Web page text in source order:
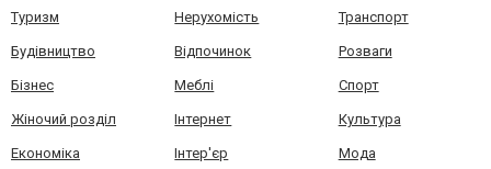
Туризм Нерухомість Транспорт
Будівництво Відпочинок Розваги
Бізнес Меблі Спорт
Жіночий розділ Інтернет Культура
Економіка Інтер'єр Мода